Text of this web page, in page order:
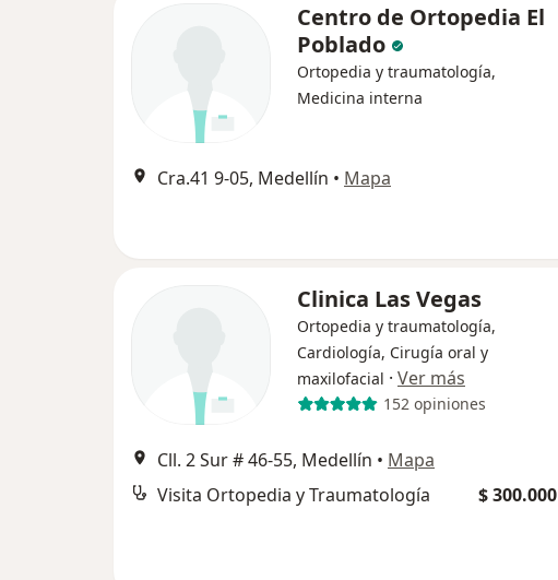
Centro de Ortopedia El
Poblado
Ortopedia y traumatología,
Medicina interna
Cra.41 9-05, Medellín • Mapa
Clinica Las Vegas
Ortopedia y traumatología,
Cardiología, Cirugía oral y
maxilofacial · Ver más
152 opiniones
Cll. 2 Sur # 46-55, Medellín • Mapa
Visita Ortopedia y Traumatología
$ 300.000